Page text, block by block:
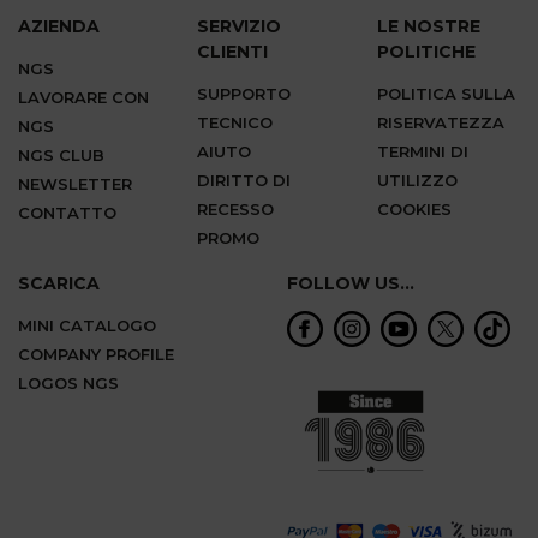
AZIENDA
NGS
LAVORARE CON
NGS
NGS CLUB
NEWSLETTER
CONTATTO
SERVIZIO
CLIENTI
SUPPORTO
TECNICO
AIUTO
DIRITTO DI
RECESSO
PROMO
LE NOSTRE
POLITICHE
POLITICA SULLA
RISERVATEZZA
TERMINI DI
UTILIZZO
COOKIES
SCARICA
MINI CATALOGO
COMPANY PROFILE
LOGOS NGS
FOLLOW US...